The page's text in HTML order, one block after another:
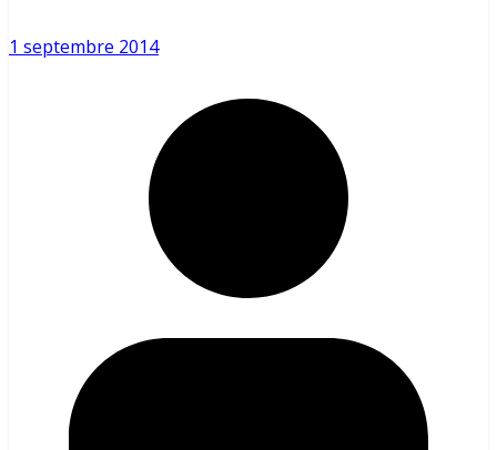
1 septembre 2014